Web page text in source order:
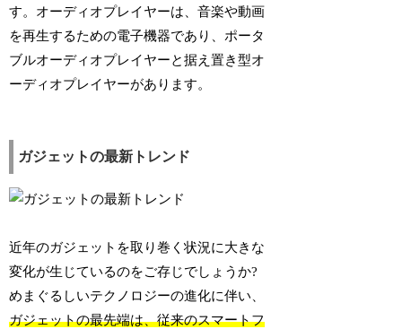
す。オーディオプレイヤーは、音楽や動画
を再生するための電子機器であり、ポータ
ブルオーディオプレイヤーと据え置き型オ
ーディオプレイヤーがあります。
ガジェットの最新トレンド
近年のガジェットを取り巻く状況に大きな
変化が生じているのをご存じでしょうか?
めまぐるしいテクノロジーの進化に伴い、
ガジェットの最先端は、従来のスマートフ